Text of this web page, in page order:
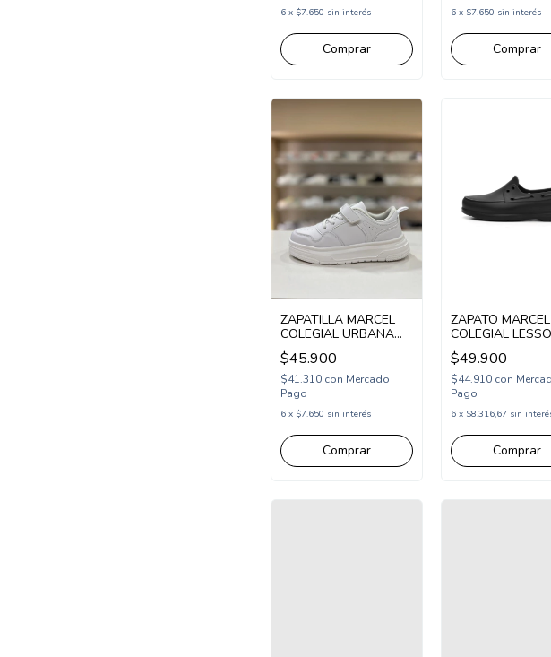
6 x $7.650 sin interés
Comprar
6 x $7.650 sin interés
Comprar
ZAPATILLA MARCEL
COLEGIAL URBANA
ABROJO Y CORDON
27-36 BLANCO
(MLON/1BL)
$45.900
$41.310 con Mercado
Pago
6 x $7.650 sin interés
Comprar
ZAPATO MARCEL
COLEGIAL
VINCHA 27-28
(MLESS/1N)
$49.900
$44.910 con
Pago
6 x $8.316,67 sin
Comprar